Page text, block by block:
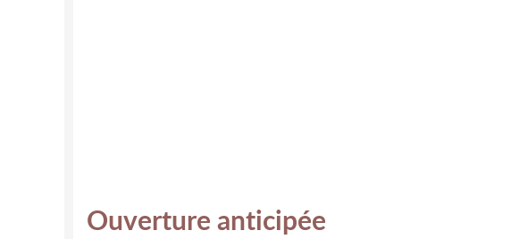
Ouverture anticipée